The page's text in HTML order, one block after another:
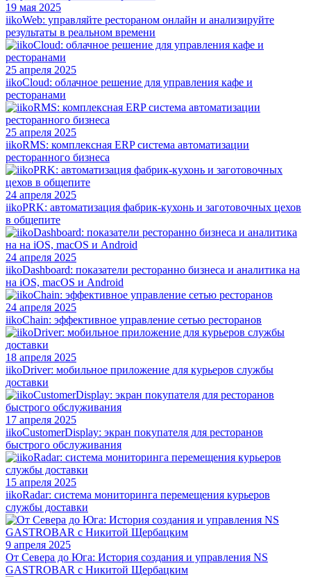
19 мая 2025
iikoWeb: управляйте рестораном онлайн и анализируйте
результаты в реальном времени
25 апреля 2025
iikoCloud: облачное решение для управления кафе и
ресторанами
25 апреля 2025
iikoRMS: комплексная ERP система автоматизации
ресторанного бизнеса
24 апреля 2025
iikoPRK: автоматизация фабрик-кухонь и заготовочных цехов
в общепите
24 апреля 2025
iikoDashboard: показатели ресторанно бизнеса и аналитика на
на iOS, macOS и Android
24 апреля 2025
iikoChain: эффективное управление сетью ресторанов
18 апреля 2025
iikoDriver: мобильное приложение для курьеров службы
доставки
17 апреля 2025
iikoCustomerDisplay: экран покупателя для ресторанов
быстрого обслуживания
15 апреля 2025
iikoRadar: система мониторинга перемещения курьеров
службы доставки
9 апреля 2025
От Севера до Юга: История создания и управления NS
GASTROBAR с Никитой Щербацким